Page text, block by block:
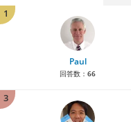
1
Paul
回答数： 66
3